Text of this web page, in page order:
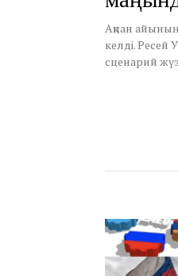
Ақпан
келді. Ресей
сценарий